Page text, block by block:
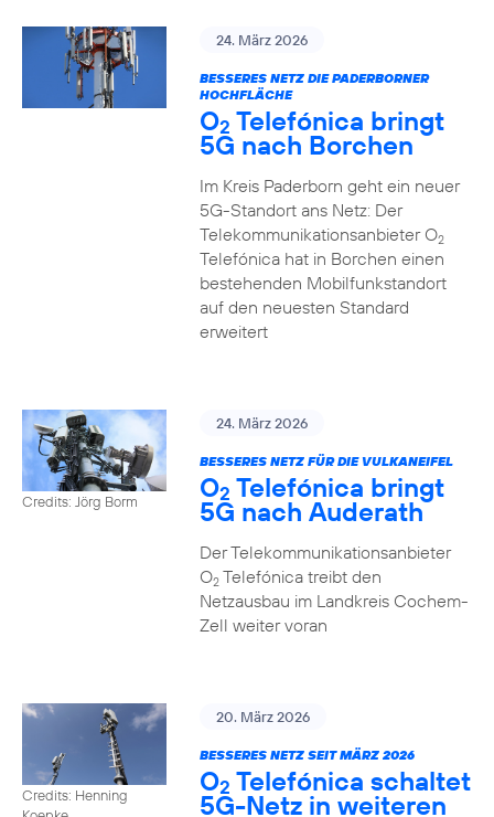
24. März 2026
BESSERES NETZ DIE PADERBORNER
HOCHFLÄCHE
O2 Telefónica bringt
5G nach Borchen
Im Kreis Paderborn geht ein neuer
5G-Standort ans Netz: Der
Telekommunikationsanbieter O2
Telefónica hat in Borchen einen
bestehenden Mobilfunkstandort
auf den neuesten Standard
erweitert
Credits: Jörg Borm
24. März 2026
BESSERES NETZ FÜR DIE VULKANEIFEL
O2 Telefónica bringt
5G nach Auderath
Der Telekommunikationsanbieter
O2Telefónica treibt den
Netzausbau im Landkreis Cochem-
Zell weiter voran
Credits: Henning
20. März 2026
BESSERES NETZ SEIT MÄRZ 2026
O2 Telefónica schaltet
5G-Netz in weiteren